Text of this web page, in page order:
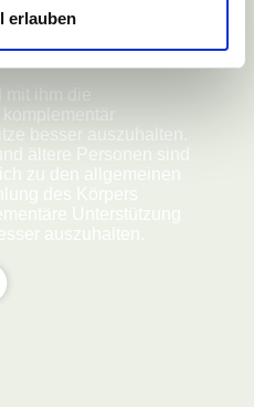
erlauben
mit ihm die
besser auszuhalten.
ältere Personen sind
zu den allgemeinen
des Körpers
Unterstützung
auszuhalten.